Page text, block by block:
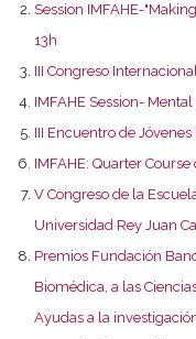
Session IMFAHE-
13h
III Congreso
IMFAHE Session-
III Encuentro de
IMFAHE: Quarter
V Congreso de la
Universidad Rey Juan
Premios Fundación
Biomédica, a las
Ayudas a la